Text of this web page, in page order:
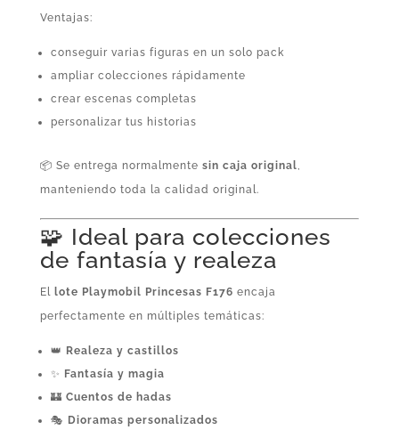
Ventajas:
conseguir varias figuras en un solo pack
ampliar colecciones rápidamente
crear escenas completas
personalizar tus historias
📦 Se entrega normalmente sin caja original
manteniendo toda la calidad original.
🧩 Ideal para colecciones
de fantasía y realeza
El lote Playmobil Princesas F176 encaja
perfectamente en múltiples temáticas:
👑 Realeza y castillos
✨ Fantasía y magia
🏰 Cuentos de hadas
🎭 Dioramas personalizados